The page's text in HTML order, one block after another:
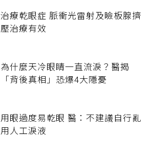
治療乾眼症 脈衝光雷射及瞼板腺擠
壓治療有效
為什麼天冷眼睛一直流淚？醫揭
「背後真相」恐爆4大隱憂
用眼過度易乾眼 醫：不建議自行亂
用人工淚液